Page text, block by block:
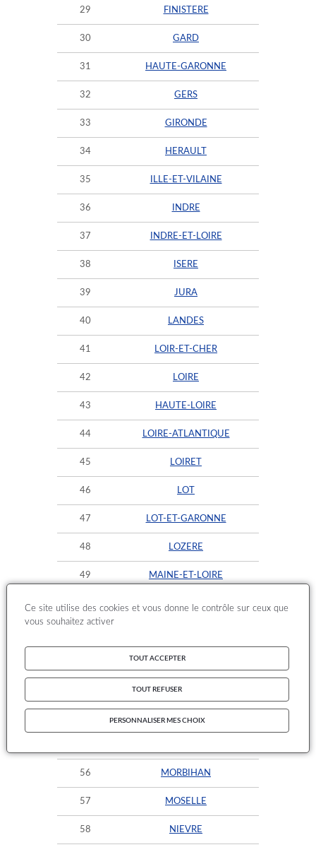
29 FINISTERE
30 GARD
31 HAUTE-GARONNE
32 GERS
33 GIRONDE
34 HERAULT
35 ILLE-ET-VILAINE
36 INDRE
37 INDRE-ET-LOIRE
38 ISERE
39 JURA
40 LANDES
41 LOIR-ET-CHER
42 LOIRE
43 HAUTE-LOIRE
44 LOIRE-ATLANTIQUE
45 LOIRET
46 LOT
47 LOT-ET-GARONNE
48 LOZERE
49 MAINE-ET-LOIRE
50 MANCHE
HAUTE-MARNE
MAYENNE
MEURTHE-ET-MOSELLE
56 MORBIHAN
57 MOSELLE
58 NIEVRE
Ce site utilise des cookies et vous donne le contrôle sur ceux que
vous souhaitez activer
TOUT ACCEPTER
TOUT REFUSER
PERSONNALISER MES CHOIX